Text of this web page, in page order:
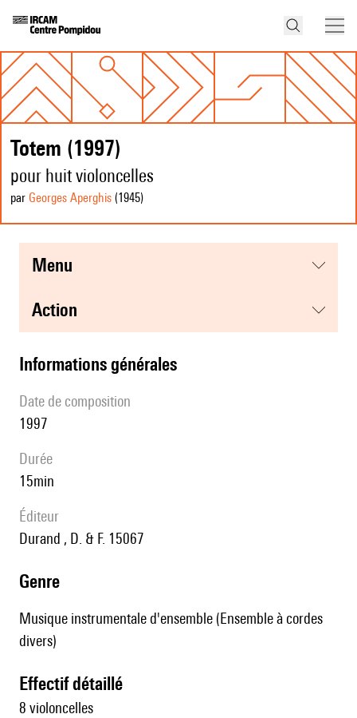
Totem (1997)
pour huit violoncelles
par Georges Aperghis (1945)
menu
action
informations générales
date de composition
1997
durée
15min
éditeur
Durand , D. & F. 15067
genre
Musique instrumentale d'ensemble (Ensemble à cordes
divers)
effectif détaillé
8 violoncelles